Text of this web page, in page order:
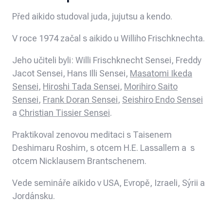
Před aikido studoval juda, jujutsu a kendo.
V roce 1974 začal s aikido u Williho Frischknechta.
Jeho učiteli byli: Willi Frischknecht Sensei, Freddy
Jacot Sensei, Hans Illi Sensei, Masatomi Ikeda
Sensei, Hiroshi Tada Sensei, Morihiro Saito
Sensei, Frank Doran Sensei, Seishiro Endo Sensei
a Christian Tissier Sensei.
Praktikoval zenovou meditaci s Taisenem
Deshimaru Roshim, s otcem H.E. Lassallem a s
otcem Nicklausem Brantschenem.
Vede semináře aikido v USA, Evropě, Izraeli, Sýrii a
Jordánsku.